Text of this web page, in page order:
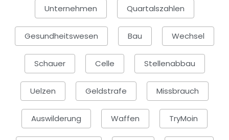
Unternehmen Quartalszahlen
Gesundheitswesen Bau Wechsel
Schauer Celle Stellenabbau
Uelzen Geldstrafe Missbrauch
Auswilderung Waffen TryMoin